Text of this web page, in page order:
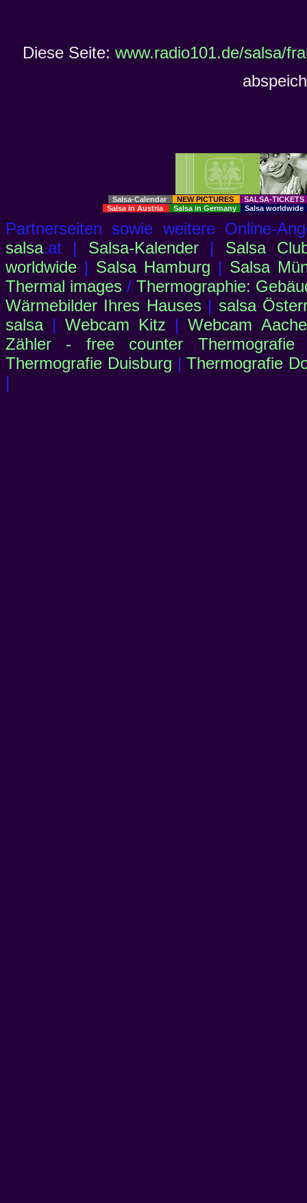
Diese Seite: www.radio101.de/salsa/
Salsa-Calendar NEW PICTURES
SALSA-
Salsa in Austria
Salsa in Germany Salsa worldwide
Partnerseiten sowie weitere Online-
salsa.at | Salsa-Kalender| Salsa
worldwide | Salsa Hamburg | Salsa
Thermal images / Thermographie:
Wärmebilder Ihres Hauses| salsa
salsa|Webcam Kitz |Webcam
Zähler - free counter Thermografie
Thermografie Duisburg |Thermografie
|